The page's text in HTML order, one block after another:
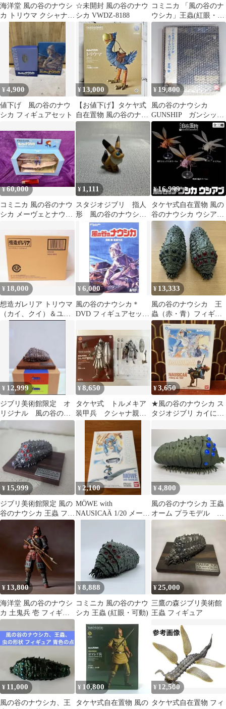
海洋堂 風の谷のナウシ
カ トリウマ クシャナ親
☆未開封 風の谷のナウ
シカ VWDZ-8188
コミニカ 「風の谷のナ
ウシカ」王蟲(紅眼・可
動)
¥4,900
値下げ 風の谷のナウ
シカ フィギュアセット
¥ 13,000
【お値下げ】タケヤ式
自在置物 風の谷のナウ
シカ トリウマ フィギュ
アKT-046
¥ 19,800
風の谷のナウシカ
GUNSHIP ガンシッ
プ 2011年
¥60,000
コミニカ 風の谷のナウ
シカ メーヴェとナウシ
¥ 1,111
スタジオジブリ 指人
形 風の谷のナウシ
カ テト（キツネリ
¥16,999
タケヤ式自在置物 風の
谷のナウシカ ウシア
ブ 3種セット
¥ 18,000
想造ガレリア トリウマ
（カイ、クイ）＆ユパ
¥ 6,000
風の谷のナウシカ＊
DVD フィギュアセット
¥ 13,333
風の谷のナウシカ 王
蟲（赤・青）フィギュ
ア 2体セット
¥ 12,999
ジブリ美術館限定 オ
リジナル 風の谷のナ
ウシカ 王蟲 青眼
¥8,650
タケヤ式 トルメキア
装甲兵 クシャナ親衛
隊Ver. 海洋堂 風の谷
のナウシカ
¥3,650
★風の谷のナウシカ ス
タジオジブリ カイに乗
¥ 15,999
ジブリ美術館限定 風の
谷のナウシカ 王蟲 フィ
ギュア
¥ 2,100
MÖWE with
NAUSICAÄ 1/20 メーヴ
¥4,800
風の谷のナウシカ 王蟲
オーム プラモデル 塗
装品 ペイント エイ
ジング ジブリ
¥ 13,800
海洋堂 風の谷のナウシ
カ 土鬼兵 壱 フィギュ
アタケヤ式自在置物
¥8,888
コミニカ 風の谷のナウ
シカ 王蟲 (紅眼・可動)
¥25,000
三鷹の森ジブリ美術館
王蟲 フィギュア
¥ 11,000
風の谷のナウシカ、王
¥ 10,800
タケヤ式自在置物 風の
¥ 12,500
タケヤ式自在置物 フィ